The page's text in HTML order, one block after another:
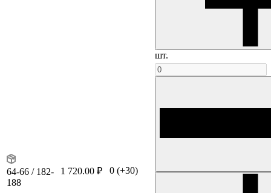
шт.
64-66 / 182-
188
1 720.00 ₽ 0 (+30)